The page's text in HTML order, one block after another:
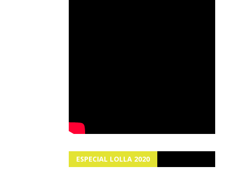
ESPECIAL LOLLA 2020